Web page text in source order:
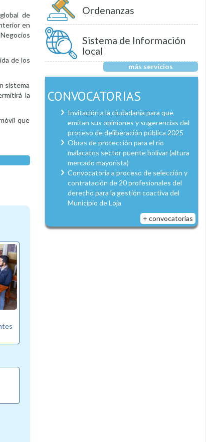
de
en
de los
sistema
la
que
Ordenanzas
Sistema de Información
local
más servicios
CONVOCATORIAS
Invitación a la ciudadanía para que
emitan sus opiniones y sugerencias del
proceso de deliberación pública 2025
Obras de protección para el río
malacatos sector puente bolívar (altura
mercado mayorista)
Convocatoria a proceso de selección y
contratación de 20 profesionales del
derecho para la gestión coactiva del
Municipio de Loja
+ convocatorias